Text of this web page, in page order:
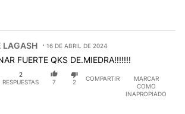
DE LAGASH.
LAGASH 16 DE ABRIL DE 2024
FUERTE QKS DE.MIEDRA!!!!!!!
2
RESPUESTAS
7 2
COMPARTIR
MARCAR
COMO
INAPROPIADO